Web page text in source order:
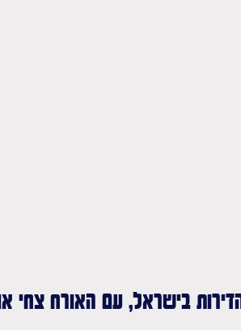
בישראל, עם האורח צחי